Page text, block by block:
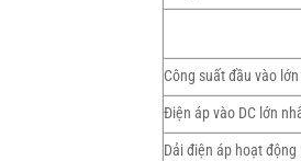
Công suất đầu vào
Điện áp vào DC lớn
Dải điện áp hoạt động